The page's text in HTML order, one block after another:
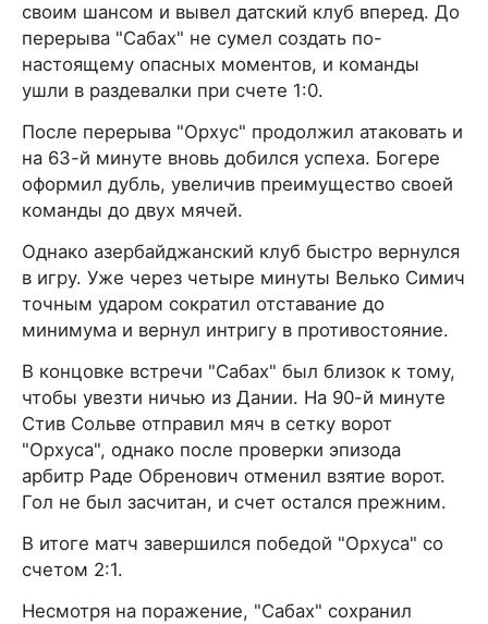
своим шансом и вывел датский клуб вперед. До
перерыва "Сабах" не сумел создать по-
настоящему опасных моментов, и команды
ушли в раздевалки при счете 1:0.
После перерыва "Орхус" продолжил атаковать и
на 63-й минуте вновь добился успеха. Богере
оформил дубль, увеличив преимущество своей
команды до двух мячей.
Однако азербайджанский клуб быстро вернулся
в игру. Уже через четыре минуты Велько Симич
точным ударом сократил отставание до
минимума и вернул интригу в противостояние.
В концовке встречи "Сабах" был близок к тому,
чтобы увезти ничью из Дании. На 90-й минуте
Стив Сольве отправил мяч в сетку ворот
"Орхуса", однако после проверки эпизода
арбитр Раде Обренович отменил взятие ворот.
Гол не был засчитан, и счет остался прежним.
В итоге матч завершился победой "Орхуса" со
счетом 2:1.
Несмотря на поражение, "Сабах" сохранил